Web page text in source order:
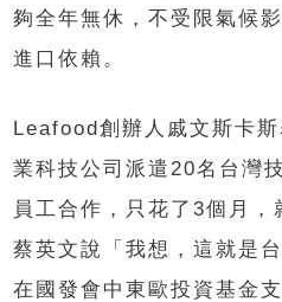
夠全年無休，不受限氣候
進口依賴。
Leafood創辦人戚文斯卡
業科技公司派遣20名台灣
員工合作，只花了3個月，
蔡英文說「我想，這就是
在國發會中東歐投資基金